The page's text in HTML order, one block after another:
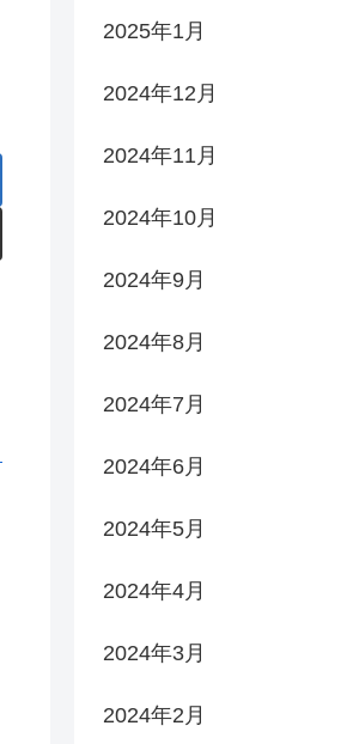
2025年1月
2024年12月
2024年11月
2024年10月
2024年9月
2024年8月
2024年7月
2024年6月
2024年5月
2024年4月
2024年3月
2024年2月